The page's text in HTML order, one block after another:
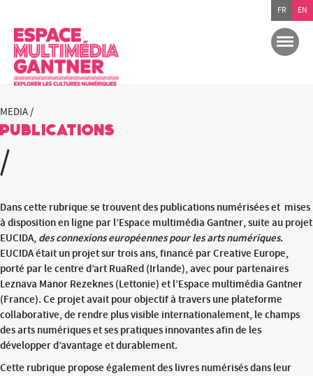
MEDIA /
publications
/
Dans cette rubrique se trouvent des publications numérisées et mises
à disposition en ligne par l’Espace multimédia Gantner, suite au projet
EUCIDA, des connexions européennes pour les arts numériques.
EUCIDA était un projet sur trois ans, financé par Creative Europe,
porté par le centre d’art RuaRed (Irlande), avec pour partenaires
Leznava Manor Rezeknes (Lettonie) et l’Espace multimédia Gantner
(France). Ce projet avait pour objectif à travers une plateforme
collaborative, de rendre plus visible internationalement, le champs
des arts numériques et ses pratiques innovantes afin de les
développer d’avantage et durablement.
Cette rubrique propose également des livres numérisés dans leur
FR EN